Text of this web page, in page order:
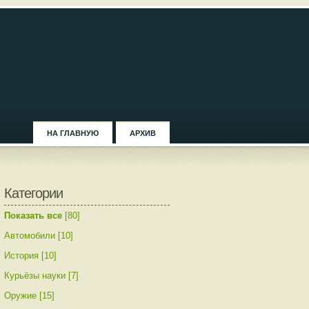
НА ГЛАВНУЮ АРХИВ
Категории
Показать все [80]
Автомобили [10]
История [10]
Курьёзы науки [7]
Оружие [15]